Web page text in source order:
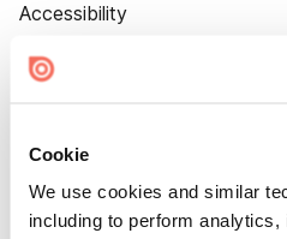
Cookie
We use cookies and similar
including to perform
Accessibility
Cookie Settings